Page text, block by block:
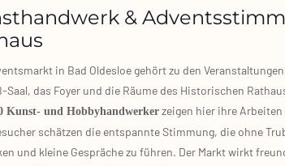
&
in Bad Oldes­loe gehört zu den
das Foy­er und die Räu­me des His­to­ri­schen
Kunst‑ und Hob­by­hand­wer­ker zei­gen hier ihre
schät­zen die ent­spann­te Stim­mung, die ohne
und klei­ne Gesprä­che zu füh­ren. Der Markt wirkt